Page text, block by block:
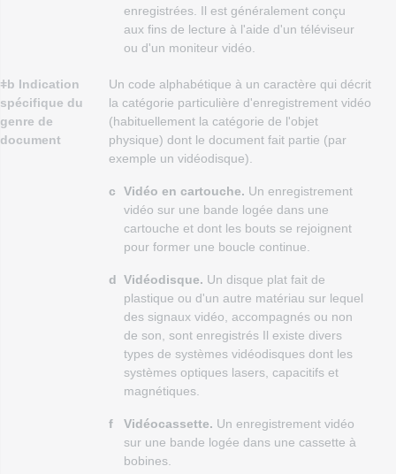
enregistrées. Il est généralement conçu
aux fins de lecture à l'aide d'un téléviseur
ou d'un moniteur vidéo.
ǂb Indication
spécifique du
genre de
document
Un code alphabétique à un caractère qui décrit
la catégorie particulière d'enregistrement vidéo
(habituellement la catégorie de l'objet
physique) dont le document fait partie (par
exemple un vidéodisque).
c Vidéo en cartouche. Un enregistrement
vidéo sur une bande logée dans une
cartouche et dont les bouts se rejoignent
pour former une boucle continue.
d Vidéodisque. Un disque plat fait de
plastique ou d'un autre matériau sur lequel
des signaux vidéo, accompagnés ou non
de son, sont enregistrés Il existe divers
types de systèmes vidéodisques dont les
systèmes optiques lasers, capacitifs et
magnétiques.
f Vidéocassette. Un enregistrement vidéo
sur une bande logée dans une cassette à
bobines.